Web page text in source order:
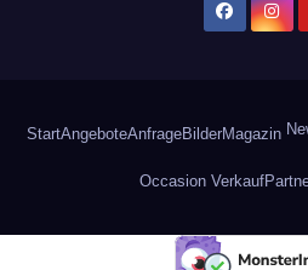
StartAngeboteAnfrageBilderMagazin
Occasion Verkauf